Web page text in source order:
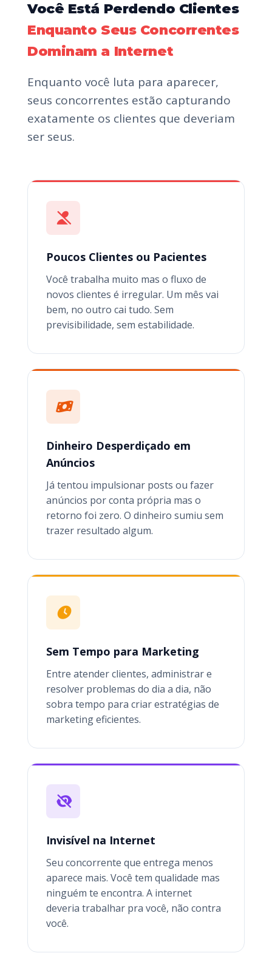
Você Está Perdendo Clientes
Enquanto Seus Concorrentes
Dominam a Internet
Enquanto você luta para aparecer,
seus concorrentes estão capturando
exatamente os clientes que deveriam
ser seus.
Poucos Clientes ou Pacientes
Você trabalha muito mas o fluxo de
novos clientes é irregular. Um mês vai
bem, no outro cai tudo. Sem
previsibilidade, sem estabilidade.
Dinheiro Desperdiçado em
Anúncios
Já tentou impulsionar posts ou fazer
anúncios por conta própria mas o
retorno foi zero. O dinheiro sumiu sem
trazer resultado algum.
Sem Tempo para Marketing
Entre atender clientes, administrar e
resolver problemas do dia a dia, não
sobra tempo para criar estratégias de
marketing eficientes.
Invisível na Internet
Seu concorrente que entrega menos
aparece mais. Você tem qualidade mas
ninguém te encontra. A internet
deveria trabalhar pra você, não contra
você.